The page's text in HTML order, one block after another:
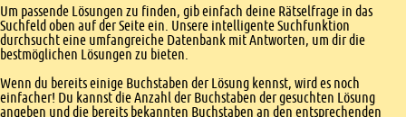
Um passende Lösungen zu finden, gib einfach deine Rätselfrage in das
Suchfeld oben auf der Seite ein. Unsere intelligente Suchfunktion
durchsucht eine umfangreiche Datenbank mit Antworten, um dir die
bestmöglichen Lösungen zu bieten.
Wenn du bereits einige Buchstaben der Lösung kennst, wird es noch
einfacher! Du kannst die Anzahl der Buchstaben der gesuchten Lösung
angeben und die bereits bekannten Buchstaben an den entsprechenden